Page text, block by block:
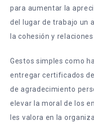
para aumentar la
del lugar de trabajo un
la cohesión y
Gestos simples como
entregar certificados
de agradecimiento
elevar la moral de los
les valora en la